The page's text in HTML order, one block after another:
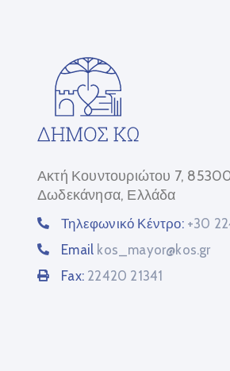
Ακτή Κουντουριώτου 7,
Δωδεκάνησα, Ελλάδα
Τηλεφωνικό Κέντρο: +30
Email kos_mayor@kos.gr
Fax: 22420 21341